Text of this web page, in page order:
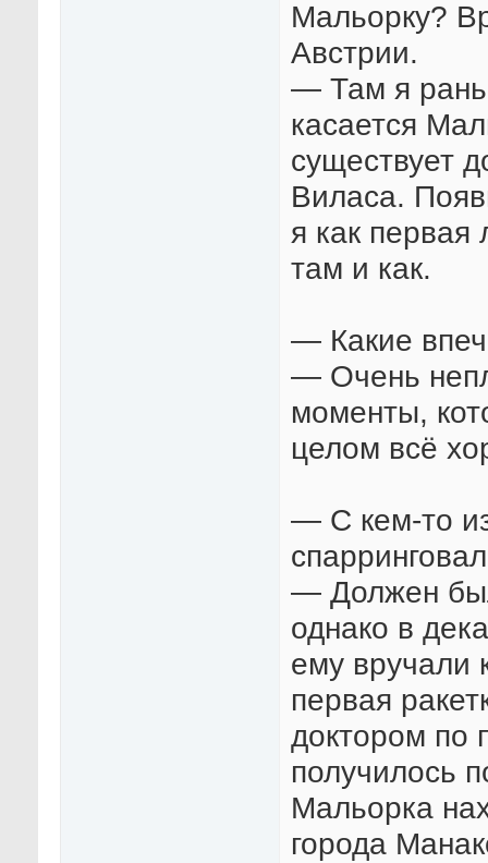
Мальорку?
Австрии.
— Там я
касается
существует
Виласа.
я как первая
там и как.
— Какие
— Очень
моменты,
целом всё
— С кем-то
— Должен
однако в
ему вручали
первая
доктором по
получилось
Мальорка
города